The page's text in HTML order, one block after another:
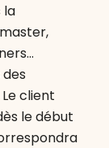
la
client
le début